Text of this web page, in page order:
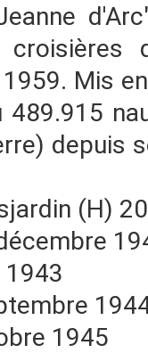
Mis
489.915
depuis
(H)
1943
1945